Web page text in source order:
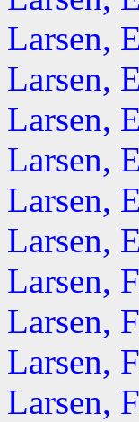
Larsen,
Larsen,
Larsen,
Larsen,
Larsen,
Larsen,
Larsen,
Larsen,
Larsen,
Larsen,